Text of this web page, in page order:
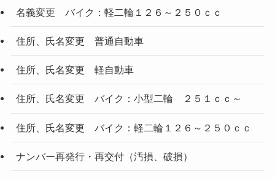
名義変更 バイク：軽二輪１２６～２５０ｃｃ
住所、氏名変更 普通自動車
住所、氏名変更 軽自動車
住所、氏名変更 バイク：小型二輪 ２５１ｃｃ～
住所、氏名変更 バイク：軽二輪１２６～２５０ｃｃ
ナンバー再発行・再交付（汚損、破損）